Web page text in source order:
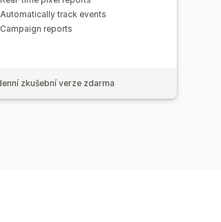
Automatically track events
Campaign reports
zkušební verze zdarma